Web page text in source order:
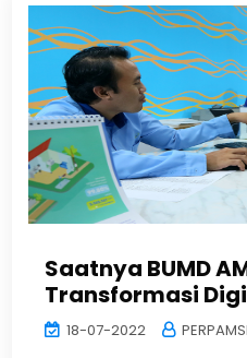
Saatnya BUMD
Transformasi
18-07-2022 PERPAMSI